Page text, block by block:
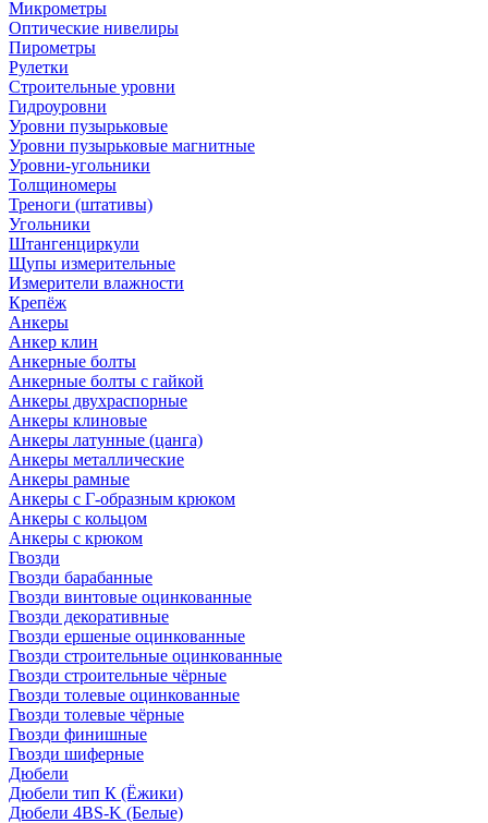
Микрометры
Оптические нивелиры
Пирометры
Рулетки
Строительные уровни
Гидроуровни
Уровни пузырьковые
Уровни пузырьковые магнитные
Уровни-угольники
Толщиномеры
Треноги (штативы)
Угольники
Штангенциркули
Щупы измерительные
Измерители влажности
Крепёж
Анкеры
Анкер клин
Анкерные болты
Анкерные болты с гайкой
Анкеры двухраспорные
Анкеры клиновые
Анкеры латунные (цанга)
Анкеры металлические
Анкеры рамные
Анкеры с Г-образным крюком
Анкеры с кольцом
Анкеры с крюком
Гвозди
Гвозди барабанные
Гвозди винтовые оцинкованные
Гвозди декоративные
Гвозди ершеные оцинкованные
Гвозди строительные оцинкованные
Гвозди строительные чёрные
Гвозди толевые оцинкованные
Гвозди толевые чёрные
Гвозди финишные
Гвозди шиферные
Дюбели
Дюбели тип К (Ёжики)
Дюбели 4BS-K (Белые)